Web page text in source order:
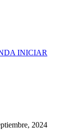
INICIAR
2024